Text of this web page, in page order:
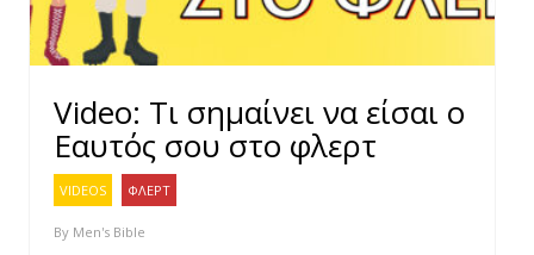
Video: Τι σημαίνει να είσαι ο
Εαυτός σου στο φλερτ
VIDEOS ΦΛΕΡΤ
By Men's Bible